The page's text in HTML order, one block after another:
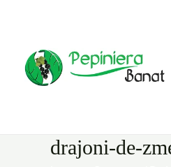
content
drajoni-de-